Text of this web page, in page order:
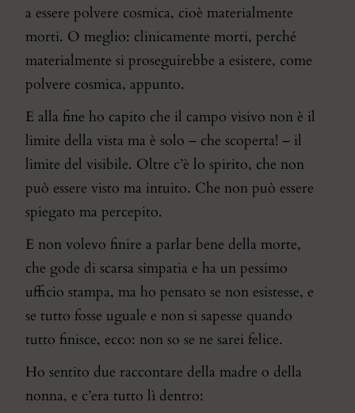
a essere polvere cosmica, cioè materialmente
morti. O meglio: clinicamente morti, perché
materialmente si proseguirebbe a esistere, come
polvere cosmica, appunto.
E alla fine ho capito che il campo visivo non è il
limite della vista ma è solo – che scoperta! – il
limite del visibile. Oltre c’è lo spirito, che non
può essere visto ma intuito. Che non può essere
spiegato ma percepito.
E non volevo finire a parlar bene della morte,
che gode di scarsa simpatia e ha un pessimo
ufficio stampa, ma ho pensato se non esistesse, e
se tutto fosse uguale e non si sapesse quando
tutto finisce, ecco: non so se ne sarei felice.
Ho sentito due raccontare della madre o della
nonna, e c’era tutto lì dentro: